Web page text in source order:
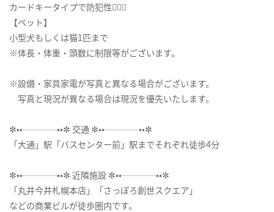
カードキータイプで防犯性🙆🏼‍♀️
【ペット】
小型犬もしくは猫1匹まで
※体長・体重・頭数に制限等がございます。
※設備・家具家電が写真と異なる場合がございます。
写真と現況が異なる場合は現況を優先いたします。
✼••┈┈┈┈••✼ 交通 ✼••┈┈┈┈••✼
「大通」駅「バスセンター前」駅までそれぞれ徒歩4分
✼••┈┈┈┈••✼ 近隣施設 ✼••┈┈┈┈••✼
「丸井今井札幌本店」「さっぽろ創世スクエア」
などの商業ビルが徒歩圏内です。